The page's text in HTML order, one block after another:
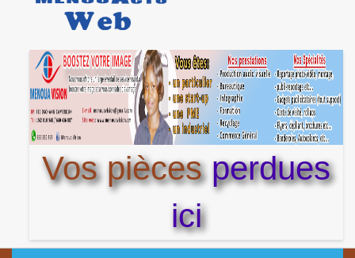
Vos piècesperdues
ici